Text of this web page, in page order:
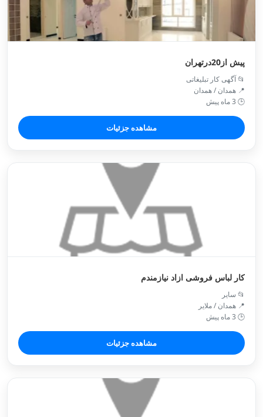
پیش از20درتهران
📂 آگهی کار تبلیغاتی
📍 همدان / همدان
🕒 3 ماه پیش
مشاهده جزئیات
کار لباس فروشی ازاد نیازمندم
📂 سایر
📍 همدان / ملاير
🕒 3 ماه پیش
مشاهده جزئیات